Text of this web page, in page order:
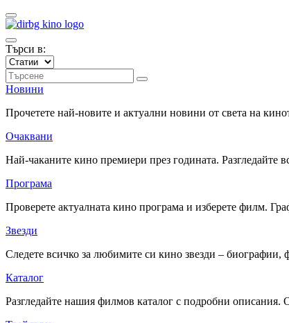
Търси в:
Новини
Прочетете най-новите и актуални новини от света на
Очаквани
Най-чаканите кино премиери през годината. Разгледайте
Програма
Проверете актуалната кино програма и изберете филм.
Звезди
Следете всичко за любимите си кино звезди –
Каталог
Разгледайте нашия филмов каталог с подробни